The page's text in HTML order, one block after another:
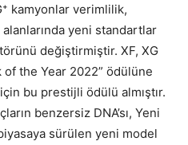
kamyonlar verimlilik,
yeni standartlar
değiştirmiştir. XF, XG
the Year 2022” ödülüne
bu prestijli ödülü almıştır.
benzersiz DNA’sı, Yeni
sürülen yeni model